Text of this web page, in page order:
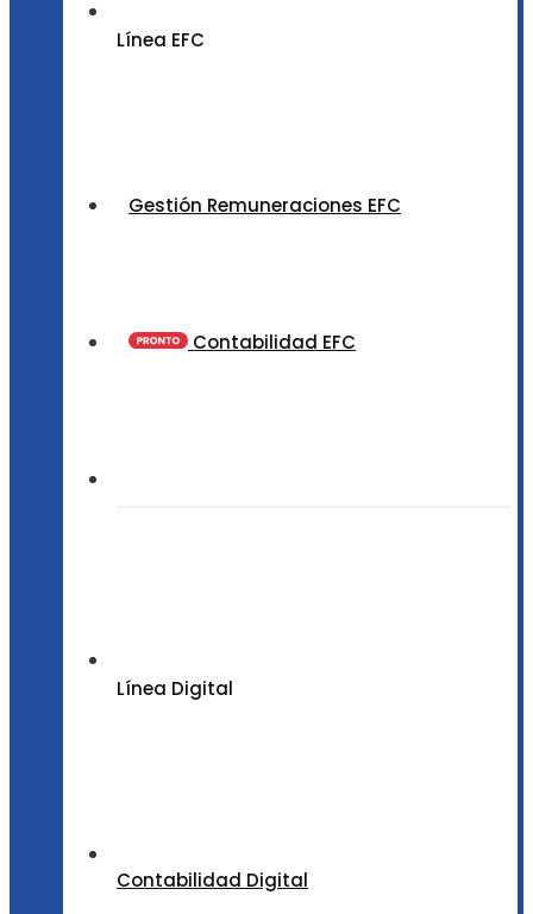
Línea EFC
Gestión Remuneraciones EFC
Contabilidad EFC
Línea Digital
Contabilidad Digital